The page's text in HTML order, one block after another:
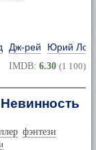
Дж-рей Юрий
IMDB: 6.30 (1 100)
фэнтези